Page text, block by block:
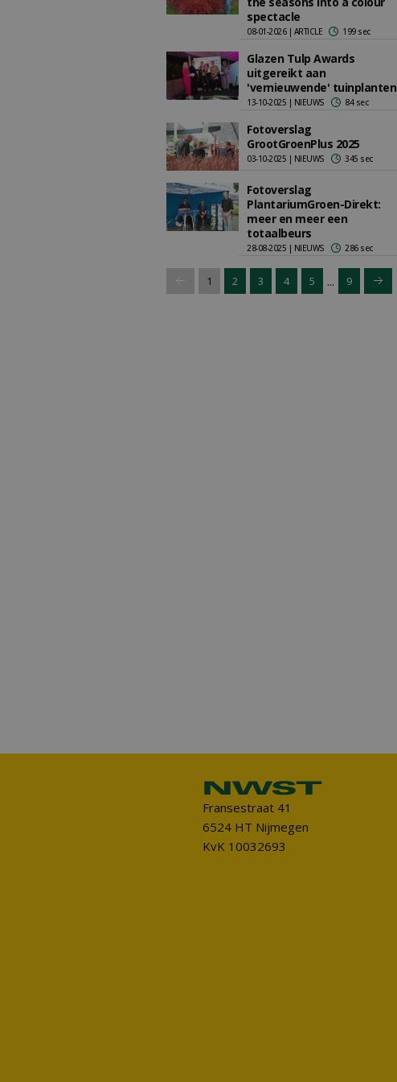
spectacle
08-01-2026 | ARTICLE 199 sec
Glazen Tulp Awards
uitgereikt aan
'vernieuwende' tuinplanten
13-10-2025 | NIEUWS 84 sec
Fotoverslag
GrootGroenPlus 2025
03-10-2025 | NIEUWS 345 sec
Fotoverslag
PlantariumGroen-Direkt:
meer en meer een
totaalbeurs
28-08-2025 | NIEUWS 286 sec
1 2 3 4 5 ... 9
Fransestraat 41
6524 HT Nijmegen
KvK 10032693